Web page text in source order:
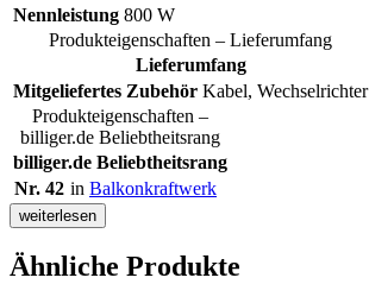
Nennleistung 800 W
Produkteigenschaften – Lieferumfang
Lieferumfang
Mitgeliefertes Zubehör Kabel, Wechselrichter
Produkteigenschaften –
billiger.de Beliebtheitsrang
billiger.de Beliebtheitsrang
Nr. 42 in Balkonkraftwerk
weiterlesen
Ähnliche Produkte